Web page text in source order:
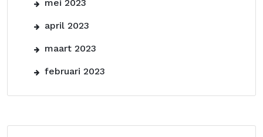
mei 2023
april 2023
maart 2023
februari 2023